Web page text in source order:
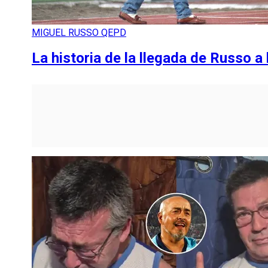
MIGUEL RUSSO QEPD
La historia de la llegada de Russo a